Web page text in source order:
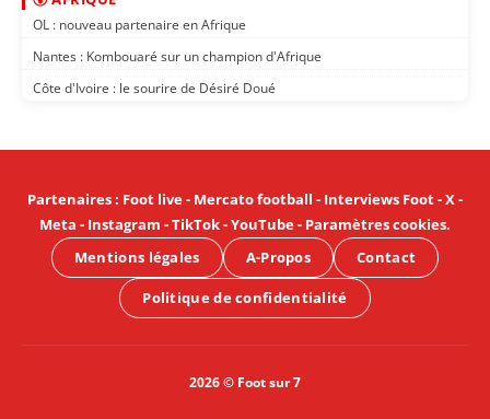
OL : nouveau partenaire en Afrique
Nantes : Kombouaré sur un champion d'Afrique
Côte d'Ivoire : le sourire de Désiré Doué
Partenaires: Foot live- Mercato football - Interviews Foot-X-
Meta - Instagram -TikTok-YouTube- Paramètres cookies.
Mentions légales
A-Propos Contact
Politique de confidentialité
2026 © Foot sur 7